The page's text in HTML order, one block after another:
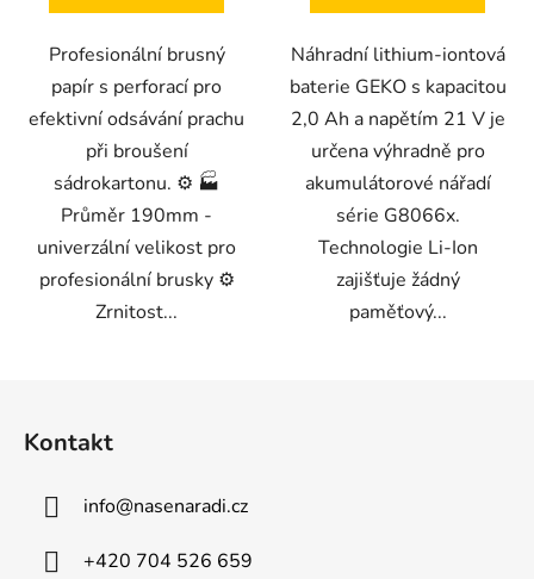
Profesionální brusný
papír s perforací pro
efektivní odsávání prachu
při broušení
sádrokartonu. ⚙️ 🏭
Průměr 190mm -
univerzální velikost pro
profesionální brusky ⚙️
Zrnitost...
Náhradní lithium-iontová
baterie GEKO s kapacitou
2,0 Ah a napětím 21 V je
určena výhradně pro
akumulátorové nářadí
série G8066x.
Technologie Li-Ion
zajišťuje žádný
paměťový...
Kontakt
info@nasenaradi.cz
+420 704 526 659